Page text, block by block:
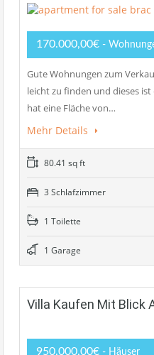
170.000,00€ -
Gute Wohnungen zum
leicht zu finden und dieses
hat eine Fläche von…
Mehr Details
80.41 sq ft
3 Schlafzimmer
1 Toilette
1 Garage
Villa Kaufen Mit Blick
950.000,00€ - Häuser